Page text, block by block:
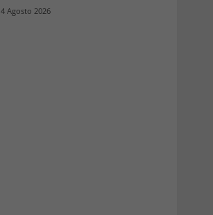
4 Agosto 2026